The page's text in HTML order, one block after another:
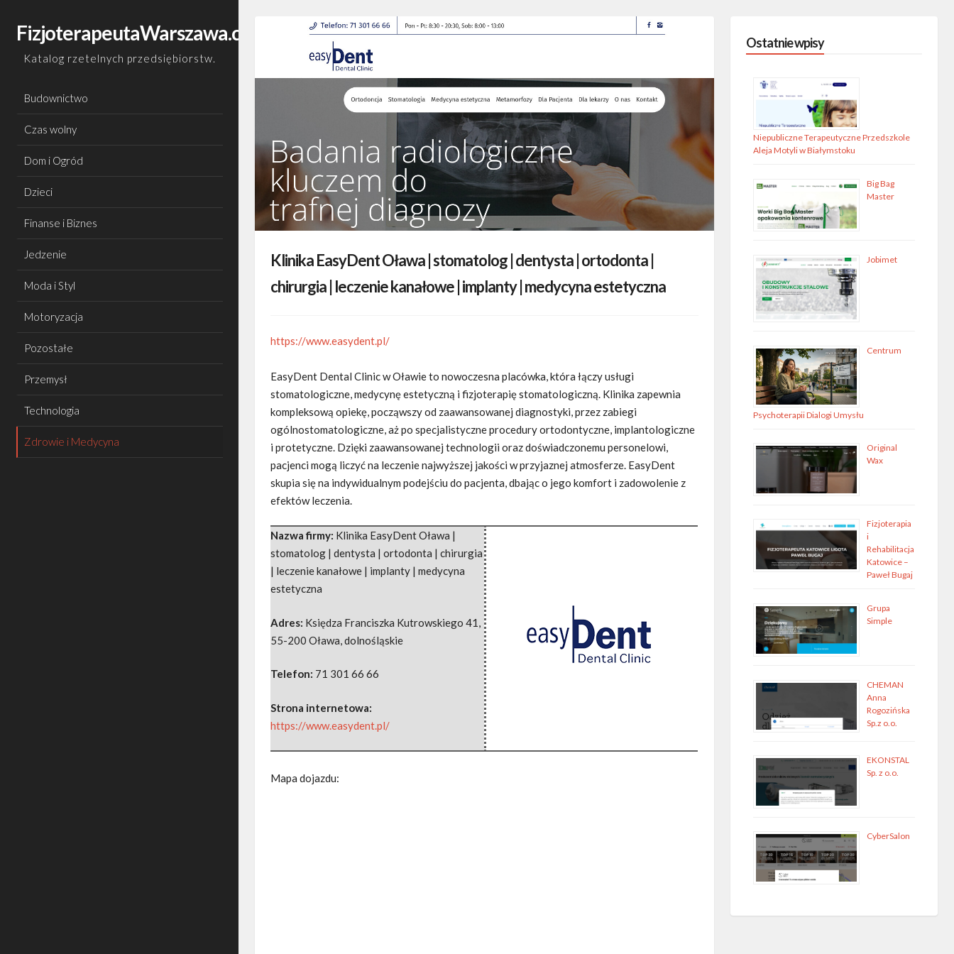
contentFizjoterapeutaWarszawa.com.pl
Katalog rzetelnych przedsiębiorstw.
Budownictwo
Czas wolny
Dom i Ogród
Dzieci
Finanse i Biznes
Jedzenie
Moda i Styl
Motoryzacja
Pozostałe
Przemysł
Technologia
Zdrowie i Medycyna
Klinika EasyDent Oława | stomatolog | dentysta | ortodonta |
chirurgia | leczenie kanałowe | implanty | medycyna estetyczna
https://www.easydent.pl/
EasyDent Dental Clinic w Oławie to nowoczesna placówka, która łączy usługi
stomatologiczne, medycynę estetyczną i fizjoterapię stomatologiczną. Klinika zapewnia
kompleksową opiekę, począwszy od zaawansowanej diagnostyki, przez zabiegi
ogólnostomatologiczne, aż po specjalistyczne procedury ortodontyczne, implantologiczne
i protetyczne. Dzięki zaawansowanej technologii oraz doświadczonemu personelowi,
pacjenci mogą liczyć na leczenie najwyższej jakości w przyjaznej atmosferze. EasyDent
skupia się na indywidualnym podejściu do pacjenta, dbając o jego komfort i zadowolenie z
efektów leczenia.
Nazwa firmy: Klinika EasyDent Oława |
stomatolog | dentysta | ortodonta | chirurgia
| leczenie kanałowe | implanty | medycyna
estetyczna
Adres: Księdza Franciszka Kutrowskiego 41
55-200 Oława dolnośląskie
Telefon: 71 301 66 66
Strona internetowa:
https://www.easydent.pl/
Mapa dojazdu:
Ostatnie wpisy
Niepubliczne Terapeutyczne Przedszkole
Aleja Motyli w Białymstoku
Big Bag
Master
Jobimet
Centrum
Psychoterapii Dialogi Umysłu
Original
Wax
Fizjoterapia
i
Rehabilitacja
Katowice –
Paweł Bugaj
Grupa
Simple
CHEMAN
Anna
Rogozińska
Sp.z o.o.
EKONSTAL
Sp. z o.o.
CyberSalon